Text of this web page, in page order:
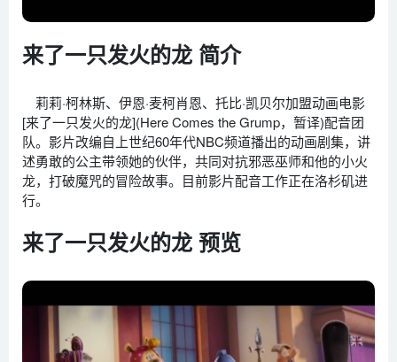
来了一只发火的龙 简介
莉莉·柯林斯、伊恩·麦柯肖恩、托比·凯贝尔加盟动画电影
[来了一只发火的龙](Here Comes the Grump，暂译)配音团
队。影片改编自上世纪60年代NBC频道播出的动画剧集，讲
述勇敢的公主带领她的伙伴，共同对抗邪恶巫师和他的小火
龙，打破魔咒的冒险故事。目前影片配音工作正在洛杉矶进
行。
来了一只发火的龙 预览